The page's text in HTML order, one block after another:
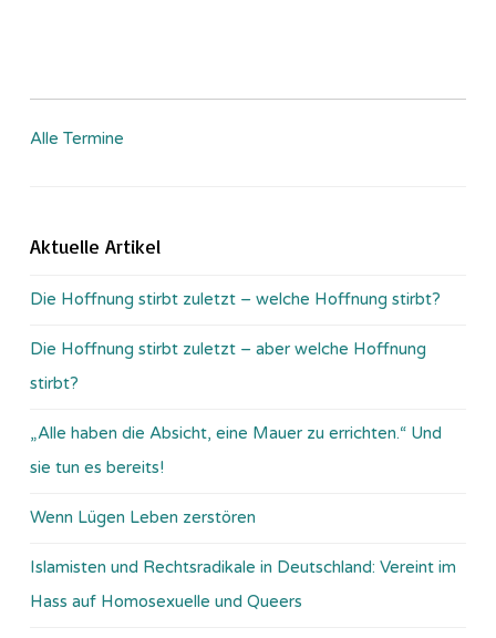
Alle Termine
Aktuelle Artikel
Die Hoffnung stirbt zuletzt – welche Hoffnung stirbt?
Die Hoffnung stirbt zuletzt – aber welche Hoffnung
stirbt?
„Alle haben die Absicht, eine Mauer zu errichten.“ Und
sie tun es bereits!
Wenn Lügen Leben zerstören
Islamisten und Rechtsradikale in Deutschland: Vereint im
Hass auf Homosexuelle und Queers